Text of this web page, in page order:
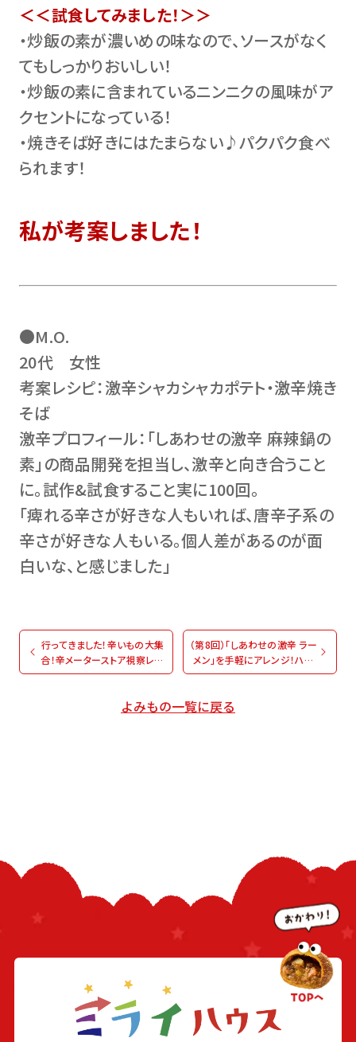
＜＜試食してみました！＞＞
・炒飯の素が濃いめの味なので、ソースがなく
てもしっかりおいしい！
・炒飯の素に含まれているニンニクの風味がア
クセントになっている！
・焼きそば好きにはたまらない♪パクパク食べ
られます！
私が考案しました！
●M.O.
20代 女性
考案レシピ：激辛シャカシャカポテト・激辛焼き
そば
激辛プロフィール：「しあわせの激辛 麻辣鍋の
素」の商品開発を担当し、激辛と向き合うこと
に。試作&試食すること実に100回。
「痺れる辛さが好きな人もいれば、唐辛子系の
辛さが好きな人もいる。個人差があるのが面
白いな、と感じました」
行ってきました！辛いもの大集
合！辛メーターストア視察レポ
ート！
よみもの一覧に戻る
（第8回）「しあわせの激辛 ラー
メン」を手軽にアレンジ！ハウ
スの激辛好き社員presents！